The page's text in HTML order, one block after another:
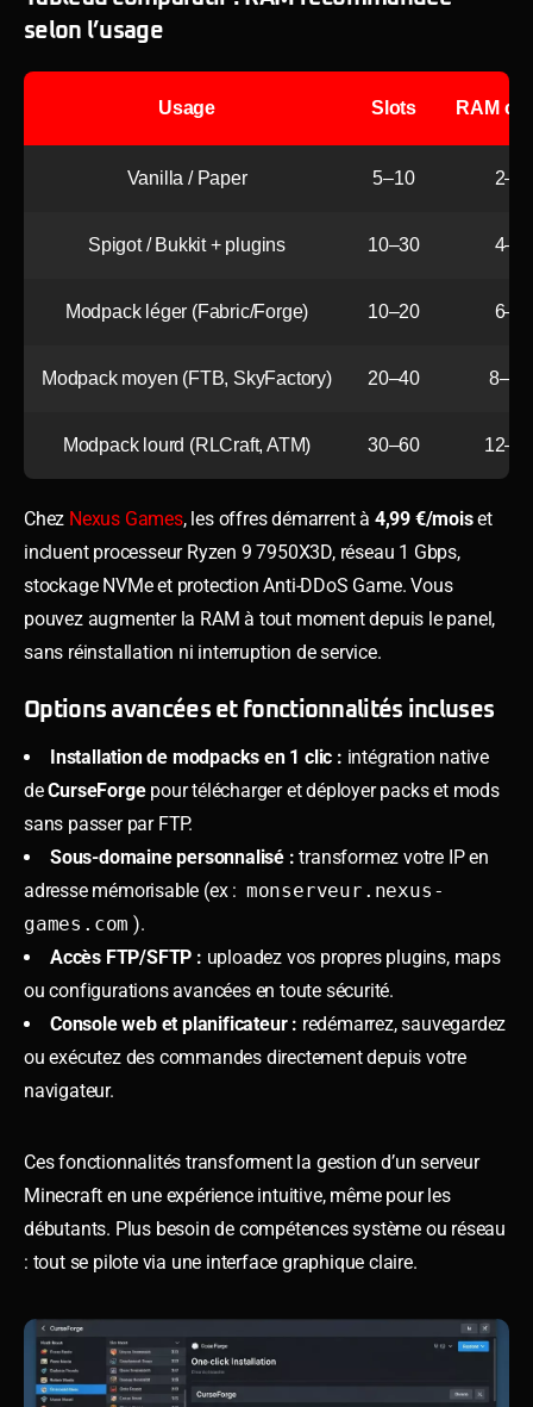
selon l’usage
Usage Slots RAM
Vanilla / Paper 5–10 2–4
Spigot / Bukkit + plugins 10–30 4–8
Modpack léger (Fabric/Forge) 10–20 6–8
Modpack moyen (FTB, SkyFactory) 20–40
Modpack lourd (RLCraft, ATM) 30–60
Chez Nexus Games, les offres démarrent à 4,99 €/moiset
incluent processeur Ryzen 9 7950X3D, réseau 1 Gbps,
stockage NVMe et protection Anti-DDoS Game. Vous
pouvez augmenter la RAM à tout moment depuis le panel,
sans réinstallation ni interruption de service.
Options avancées et fonctionnalités incluses
Installation de modpacks en 1 clic : intégration native
deCurseForgepour télécharger et déployer packs et mods
sans passer par FTP.
Sous-domaine personnalisé : transformez votre IP en
adresse mémorisable (ex : monserveur.nexus-
games.com ).
Accès FTP/SFTP : uploadez vos propres plugins, maps
ou configurations avancées en toute sécurité.
Console web et planificateur : redémarrez, sauvegardez
ou exécutez des commandes directement depuis votre
navigateur.
Ces fonctionnalités transforment la gestion d’un serveur
Minecraft en une expérience intuitive, même pour les
débutants. Plus besoin de compétences système ou réseau
: tout se pilote via une interface graphique claire.